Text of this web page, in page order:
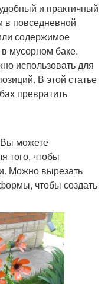
и практичный
в повседневной
содержимое
мусорном баке.
использовать для
В этой статье
превратить
можете
того, чтобы
Можно вырезать
чтобы создать